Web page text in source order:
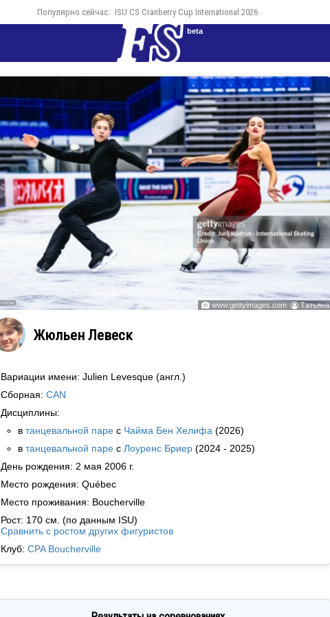
Популярно сейчас: ISU CS Cranberry Cup International 2026
beta
 www.gettyimages.com  Татьяна
Жюльен Левеск
Вариации имени: Julien Levesque (англ.)
Сборная: CAN
Дисциплины:
в танцевальной парес Чайма Бен Хелифа (2026)
в танцевальной парес Лоуренс Бриер(2024 - 2025)
День рождения: 2 мая 2006 г.
Место рождения: Québec
Место проживания: Boucherville
Рост: 170 см. (по данным ISU)
Сравнить с ростом других фигуристов
Клуб: CPA Boucherville